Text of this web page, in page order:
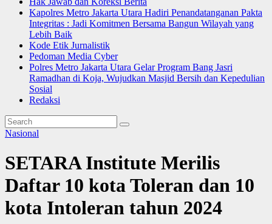
Kapolres Metro Jakarta Utara Hadiri Penandatanganan Pakta
Integritas : Jadi Komitmen Bersama Bangun Wilayah yang
Lebih Baik
Kode Etik Jurnalistik
Pedoman Media Cyber
Polres Metro Jakarta Utara Gelar Program Bang Jasri
Ramadhan di Koja, Wujudkan Masjid Bersih dan Kepedulian
Sosial
Redaksi
Nasional
SETARA Institute Merilis
Daftar 10 kota Toleran dan 10
kota Intoleran tahun 2024